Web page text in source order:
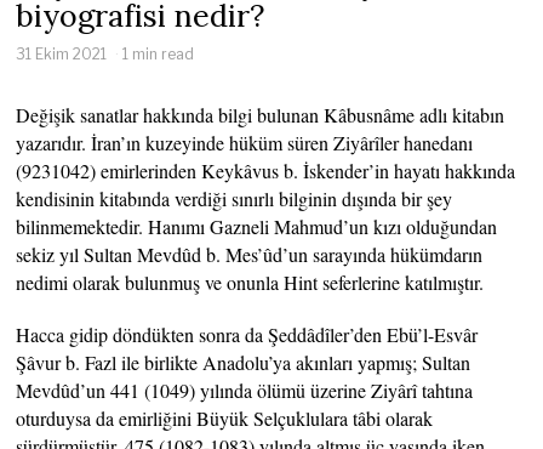
biyografisi nedir?
31 Ekim 2021 1 min read
Değişik sanatlar hakkında bilgi bulunan Kâbusnâme adlı kitabın
yazarıdır. İran’ın kuzeyinde hüküm süren Ziyârîler hanedanı
(9231042) emirlerinden Keykâvus b. İskender’in hayatı hakkında
kendisinin kitabında verdiği sınırlı bilginin dışında bir şey
bilinmemektedir. Hanımı Gazneli Mahmud’un kızı olduğundan
sekiz yıl Sultan Mevdûd b. Mes’ûd’un sarayında hükümdarın
nedimi olarak bulunmuş ve onunla Hint seferlerine katılmıştır.
Hacca gidip döndükten sonra da Şeddâdîler’den Ebü’l-Esvâr
Şâvur b. Fazl ile birlikte Anadolu’ya akınları yapmış; Sultan
Mevdûd’un 441 (1049) yılında ölümü üzerine Ziyârî tahtına
oturduysa da emirliğini Büyük Selçuklulara tâbi olarak